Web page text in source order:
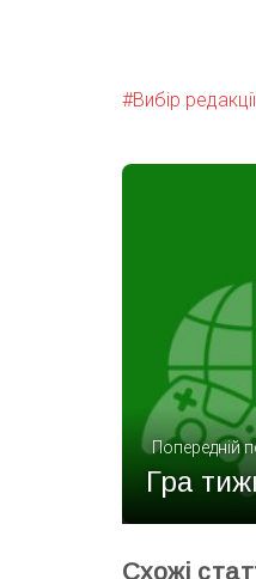
Вибір редакції
Попередній
Гра
Схожі